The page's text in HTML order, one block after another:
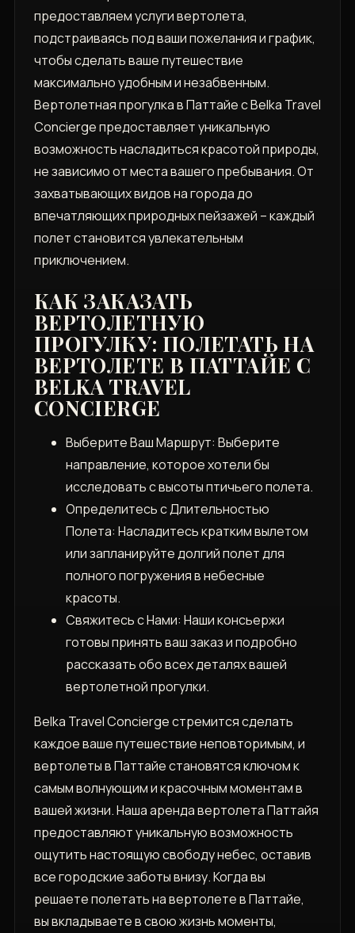
предоставляем услуги вертолета,
подстраиваясь под ваши пожелания и график,
чтобы сделать ваше путешествие
максимально удобным и незабвенным.
Вертолетная прогулка в Паттайе с Belka Travel
Concierge предоставляет уникальную
возможность насладиться красотой природы,
не зависимо от места вашего пребывания. От
захватывающих видов на города до
впечатляющих природных пейзажей – каждый
полет становится увлекательным
приключением.
КАК ЗАКАЗАТЬ
ВЕРТОЛЕТНУЮ
ПРОГУЛКУ: ПОЛЕТАТЬ НА
ВЕРТОЛЕТЕ В ПАТТАЙЕ С
BELKA TRAVEL
CONCIERGE
Выберите Ваш Маршрут: Выберите
направление, которое хотели бы
исследовать с высоты птичьего полета.
Определитесь с Длительностью
Полета: Насладитесь кратким вылетом
или запланируйте долгий полет для
полного погружения в небесные
красоты.
Свяжитесь с Нами: Наши консьержи
готовы принять ваш заказ и подробно
рассказать обо всех деталях вашей
вертолетной прогулки.
Belka Travel Concierge стремится сделать
каждое ваше путешествие неповторимым, и
вертолеты в Паттайе становятся ключом к
самым волнующим и красочным моментам в
вашей жизни. Наша аренда вертолета Паттайя
предоставляют уникальную возможность
ощутить настоящую свободу небес, оставив
все городские заботы внизу. Когда вы
решаете полетать на вертолете в Паттайе,
вы вкладываете в свою жизнь моменты,